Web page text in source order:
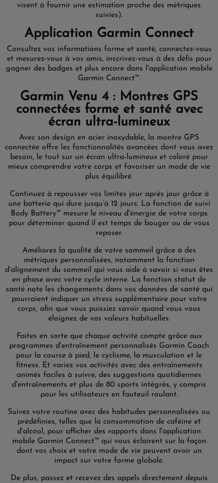
visent à fournir une estimation proche des métriques
suivies).
Application Garmin Connect
Consultez vos informations forme et santé, connectez-vous
et mesurez-vous à vos amis, inscrivez-vous à des défis pour
gagner des badges et plus encore dans l'application mobile
Garmin Connect™.
Garmin Venu 4 : Montres GPS
connectées forme et santé avec
écran ultra-lumineux
Avec son design en acier inoxydable, la montre GPS
connectée offre les fonctionnalités avancées dont vous avez
besoin, le tout sur un écran ultra-lumineux et coloré pour
mieux comprendre votre corps et favoriser un mode de vie
plus équilibré.
Continuez à repousser vos limites jour après jour grâce à
une batterie qui dure jusqu’à 12 jours. La fonction de suivi
Body Battery™ mesure le niveau d'énergie de votre corps
pour déterminer quand il est temps de bouger ou de vous
reposer.
Améliorez la qualité de votre sommeil grâce à des
métriques personnalisées, notamment la fonction
d'alignement du sommeil qui vous aide à savoir si vous êtes
en phase avec votre cycle interne. La fonction statut de
santé note les changements dans vos données de santé qui
pourraient indiquer un stress supplémentaire pour votre
corps, afin que vous puissiez savoir quand vous vous
éloignez de vos valeurs habituelles.
Faites en sorte que chaque activité compte grâce aux
programmes d'entraînement personnalisés Garmin Coach
pour la course à pied, le cyclisme, la musculation et le
fitness. Et variez vos activités avec des entraînements
animés faciles à suivre, des suggestions quotidiennes
d'entraînements et plus de 80 sports intégrés, y compris
pour les utilisateurs en fauteuil roulant.
Suivez votre routine avec des habitudes personnalisées ou
prédéfinies, telles que la consommation de caféine et
d'alcool, pour afficher des rapports dans l'application
mobile Garmin Connect™ qui vous éclairent sur la façon
dont vos choix et votre mode de vie peuvent avoir un
impact sur votre forme globale.
De plus, passez et recevez des appels directement depuis